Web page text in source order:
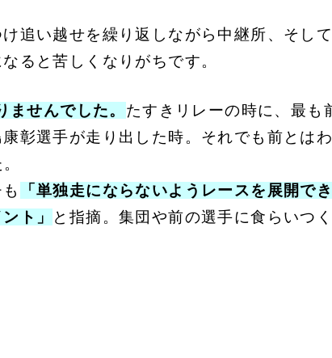
追い越せを繰り返しながら中継所、そし
ると苦しくなりがちです。
せんでした。 たすきリレーの時に、最も
彰選手が走り出した時。それでも前とは
「単独走にならないようレースを展開で
ト」
と指摘。集団や前の選手に食らいつ